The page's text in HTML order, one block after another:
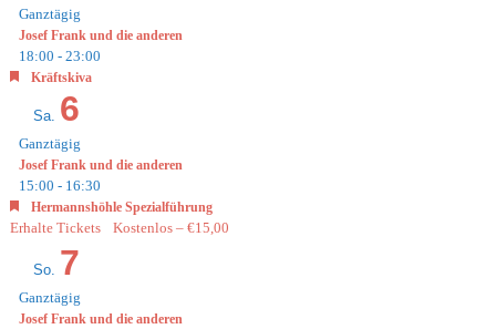
Ganztägig
Josef Frank und die anderen
18:00 - 23:00
Empfohlen
Kräftskiva
Sa. 6
Ganztägig
Josef Frank und die anderen
15:00 - 16:30
Empfohlen
Hermannshöhle Spezialführung
Erhalte Tickets Kostenlos – €15,00
So. 7
Ganztägig
Josef Frank und die anderen